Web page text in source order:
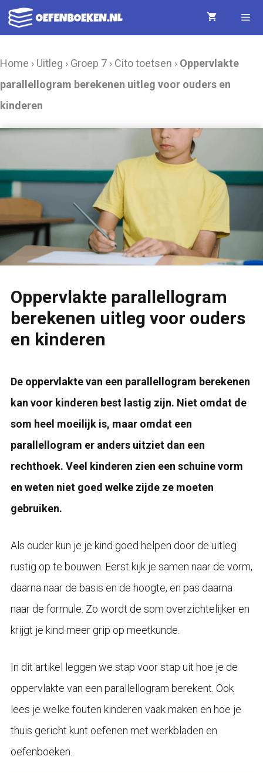
Ga
naar
Home › Uitleg › Groep 7 › Cito toetsen › Oppervlakte
parallellogram berekenen uitleg voor ouders en
kinderen
Oppervlakte parallellogram
berekenen uitleg voor ouders
en kinderen
De oppervlakte van een parallellogram berekenen
kan voor kinderen best lastig zijn. Niet omdat de
som heel moeilijk is, maar omdat een
parallellogram er anders uitziet dan een
rechthoek. Veel kinderen zien een schuine vorm
en weten niet goed welke zijde ze moeten
gebruiken.
Als ouder kun je je kind goed helpen door de uitleg
rustig op te bouwen. Eerst kijk je samen naar de vorm,
daarna naar de basis en de hoogte, en pas daarna
naar de formule. Zo wordt de som overzichtelijker en
krijgt je kind meer grip op meetkunde.
In dit artikel leggen we stap voor stap uit hoe je de
oppervlakte van een parallellogram berekent. Ook
lees je welke fouten kinderen vaak maken en hoe je
thuis gericht kunt oefenen met werkbladen en
oefenboeken.